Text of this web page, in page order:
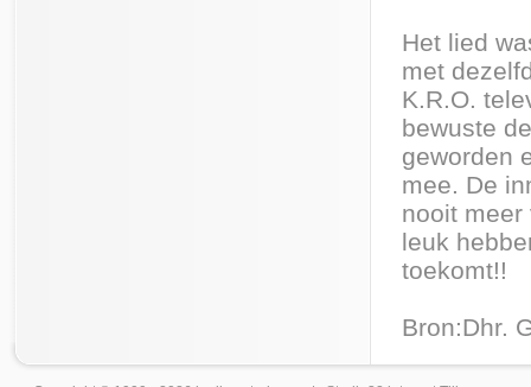
Het lied
met
K.R.O.
bewuste
geworden
mee. De
nooit
leuk
toekomt!!
Bron:Dhr.